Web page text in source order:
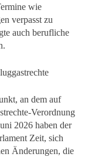
wie
verpasst zu
auch berufliche
an dem auf
Verordnung
2026 haben der
Zeit, sich
Änderungen, die